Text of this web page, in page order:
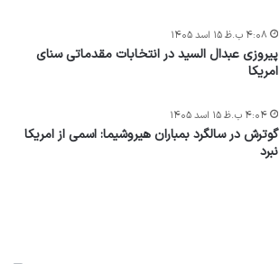
پیروزی عبدال السید در انتخابات مقدماتی سنای
امریکا
۴:۰۸ ب.ظ ۱۵ اسد ۱۴۰۵
گوترش در سالگرد بمباران هیروشیما: اسمی از امریکا
نبرد
۴:۰۴ ب.ظ ۱۵ اسد ۱۴۰۵